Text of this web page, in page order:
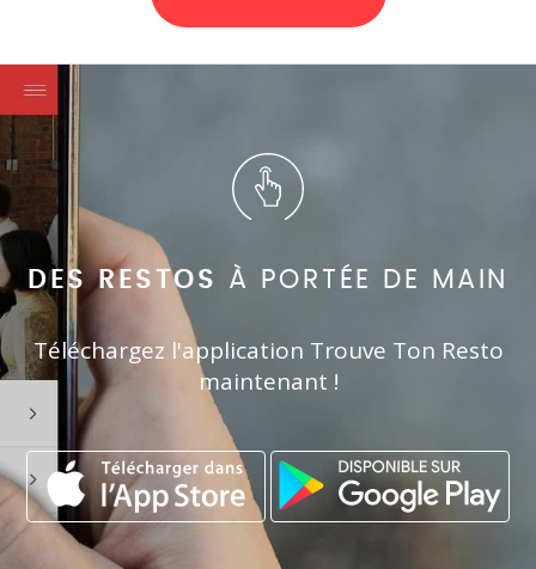
DES RESTOS À PORTÉE DE MAIN
Téléchargez l'application Trouve Ton Resto
maintenant !